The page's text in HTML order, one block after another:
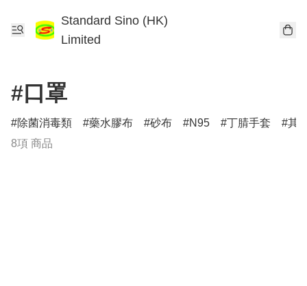
Standard Sino (HK)
Limited
#口罩
除菌消毒類 藥水膠布 砂布 N95 丁腈手套
其
8項 商品